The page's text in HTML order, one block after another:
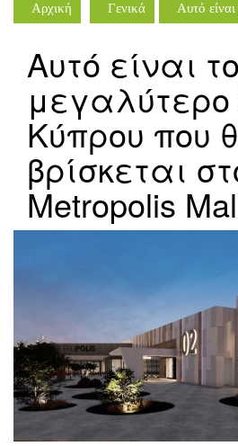
Αρχική Γενικά Αυτό
Αυτό είναι το
μεγαλύτερο
Κύπρου που
βρίσκεται
Metropolis